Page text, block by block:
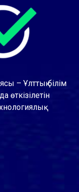
– Ұлттық білім
өткізілетін